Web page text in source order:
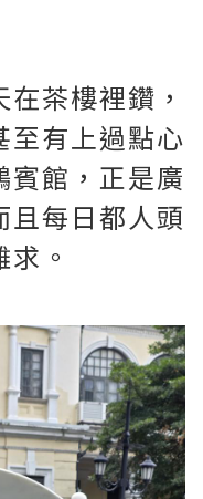
茶樓裡鑽，
至有上過點心
賓館，正是廣
且每日都人頭
。